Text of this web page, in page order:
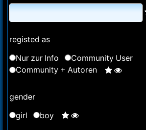
registed as
Nur zur Info
Community User
Community + Autoren
gender
girl
boy